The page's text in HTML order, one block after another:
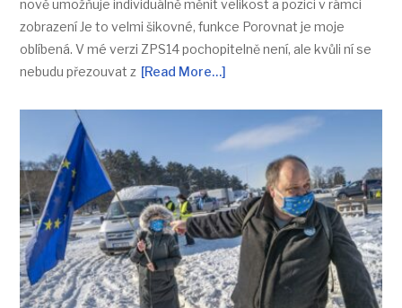
nově umožňuje individuálně měnit velikost a pozici v rámci
zobrazení Je to velmi šikovné, funkce Porovnat je moje
oblíbená. V mé verzi ZPS14 pochopitelně není, ale kvůli ní se
nebudu přezouvat z [Read More…]